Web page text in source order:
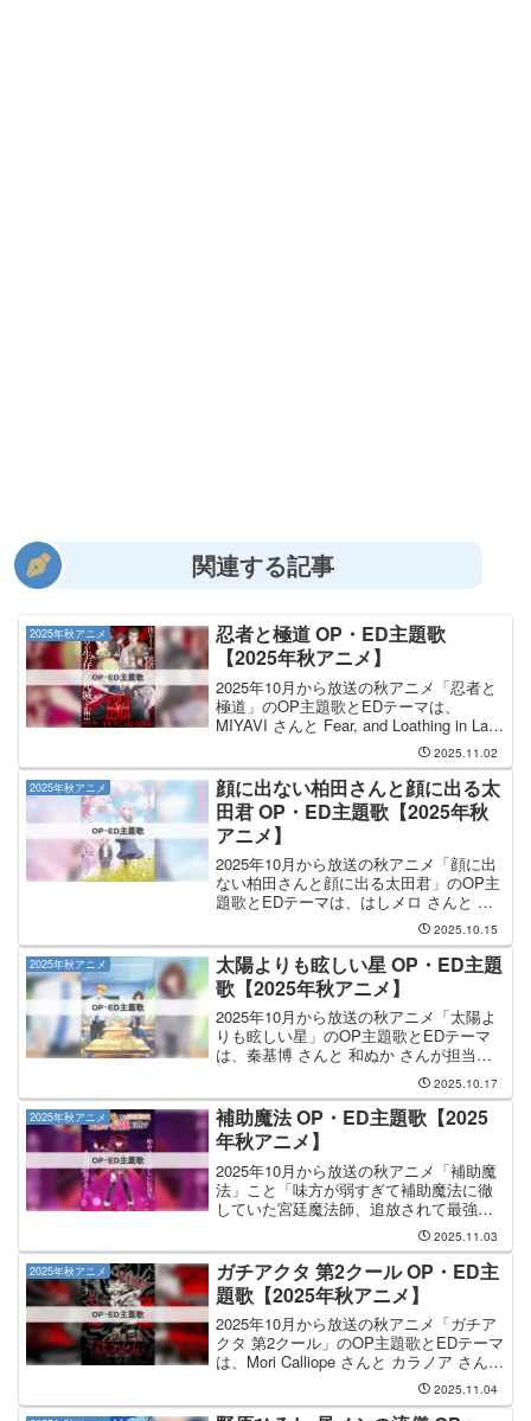
関連する記事
2025年秋アニメ
忍者と極道 OP・ED主題歌
【2025年秋アニメ】
2025年10月から放送の秋アニメ「忍者と
極道」のOP主題歌とEDテーマは、
MIYAVI さんと Fear, and Loathing in Las
Vegas さんが担当します。OP主題歌は
MIYAVI さんが担当し、OP主題歌のタイ
ト...
2025.11.02
2025年秋アニメ
顔に出ない柏田さんと顔に出る太
田君 OP・ED主題歌【2025年秋
アニメ】
2025年10月から放送の秋アニメ「顔に出
ない柏田さんと顔に出る太田君」のOP主
題歌とEDテーマは、はしメロ さんと 三
月のパンタシア さんが担当します。OP
主題歌は はしメロ さんが担当し、OP主
題歌のタイトルは「百面相」です。EDテ
ーマ...
2025.10.15
2025年秋アニメ
太陽よりも眩しい星 OP・ED主題
歌【2025年秋アニメ】
2025年10月から放送の秋アニメ「太陽よ
りも眩しい星」のOP主題歌とEDテーマ
は、秦基博 さんと 和ぬか さんが担当し
ます。OP主題歌を手掛けるのは 秦基博
さんで、そのOP主題歌のタイトルは
「Stellar Days」になります。EDテ...
2025.10.17
2025年秋アニメ
補助魔法 OP・ED主題歌【2025
年秋アニメ】
2025年10月から放送の秋アニメ「補助魔
法」こと「味方が弱すぎて補助魔法に徹
していた宮廷魔法師、追放されて最強を
目指す」のOP主題歌とEDテーマは、秋
山黄色 さんと aruma さんが担当します。
OP主題歌は 秋山黄色 さんが担当し、
OP...
2025.11.03
2025年秋アニメ
ガチアクタ 第2クール OP・ED主
題歌【2025年秋アニメ】
2025年10月から放送の秋アニメ「ガチア
クタ 第2クール」のOP主題歌とEDテーマ
は、Mori Calliope さんと カラノア さんが
担当します。OP主題歌の担当はMori
Calliopeさんで、曲名は「LET’S JUST
2025.11.04